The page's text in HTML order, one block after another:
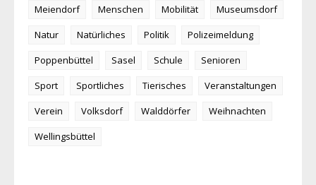
Meiendorf
Menschen Mobilität
Museumsdorf
Natur
Natürliches Politik
Polizeimeldung
Poppenbüttel
Sasel Schule
Senioren
Sport
Sportliches Tierisches
Veranstaltungen
Verein
Volksdorf Walddörfer
Weihnachten
Wellingsbüttel